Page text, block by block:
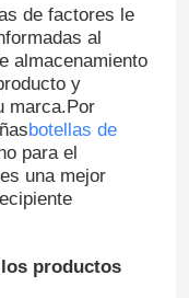
de factores le
al
almacenamiento
y
marca.Por
botellas de
para el
una mejor
productos